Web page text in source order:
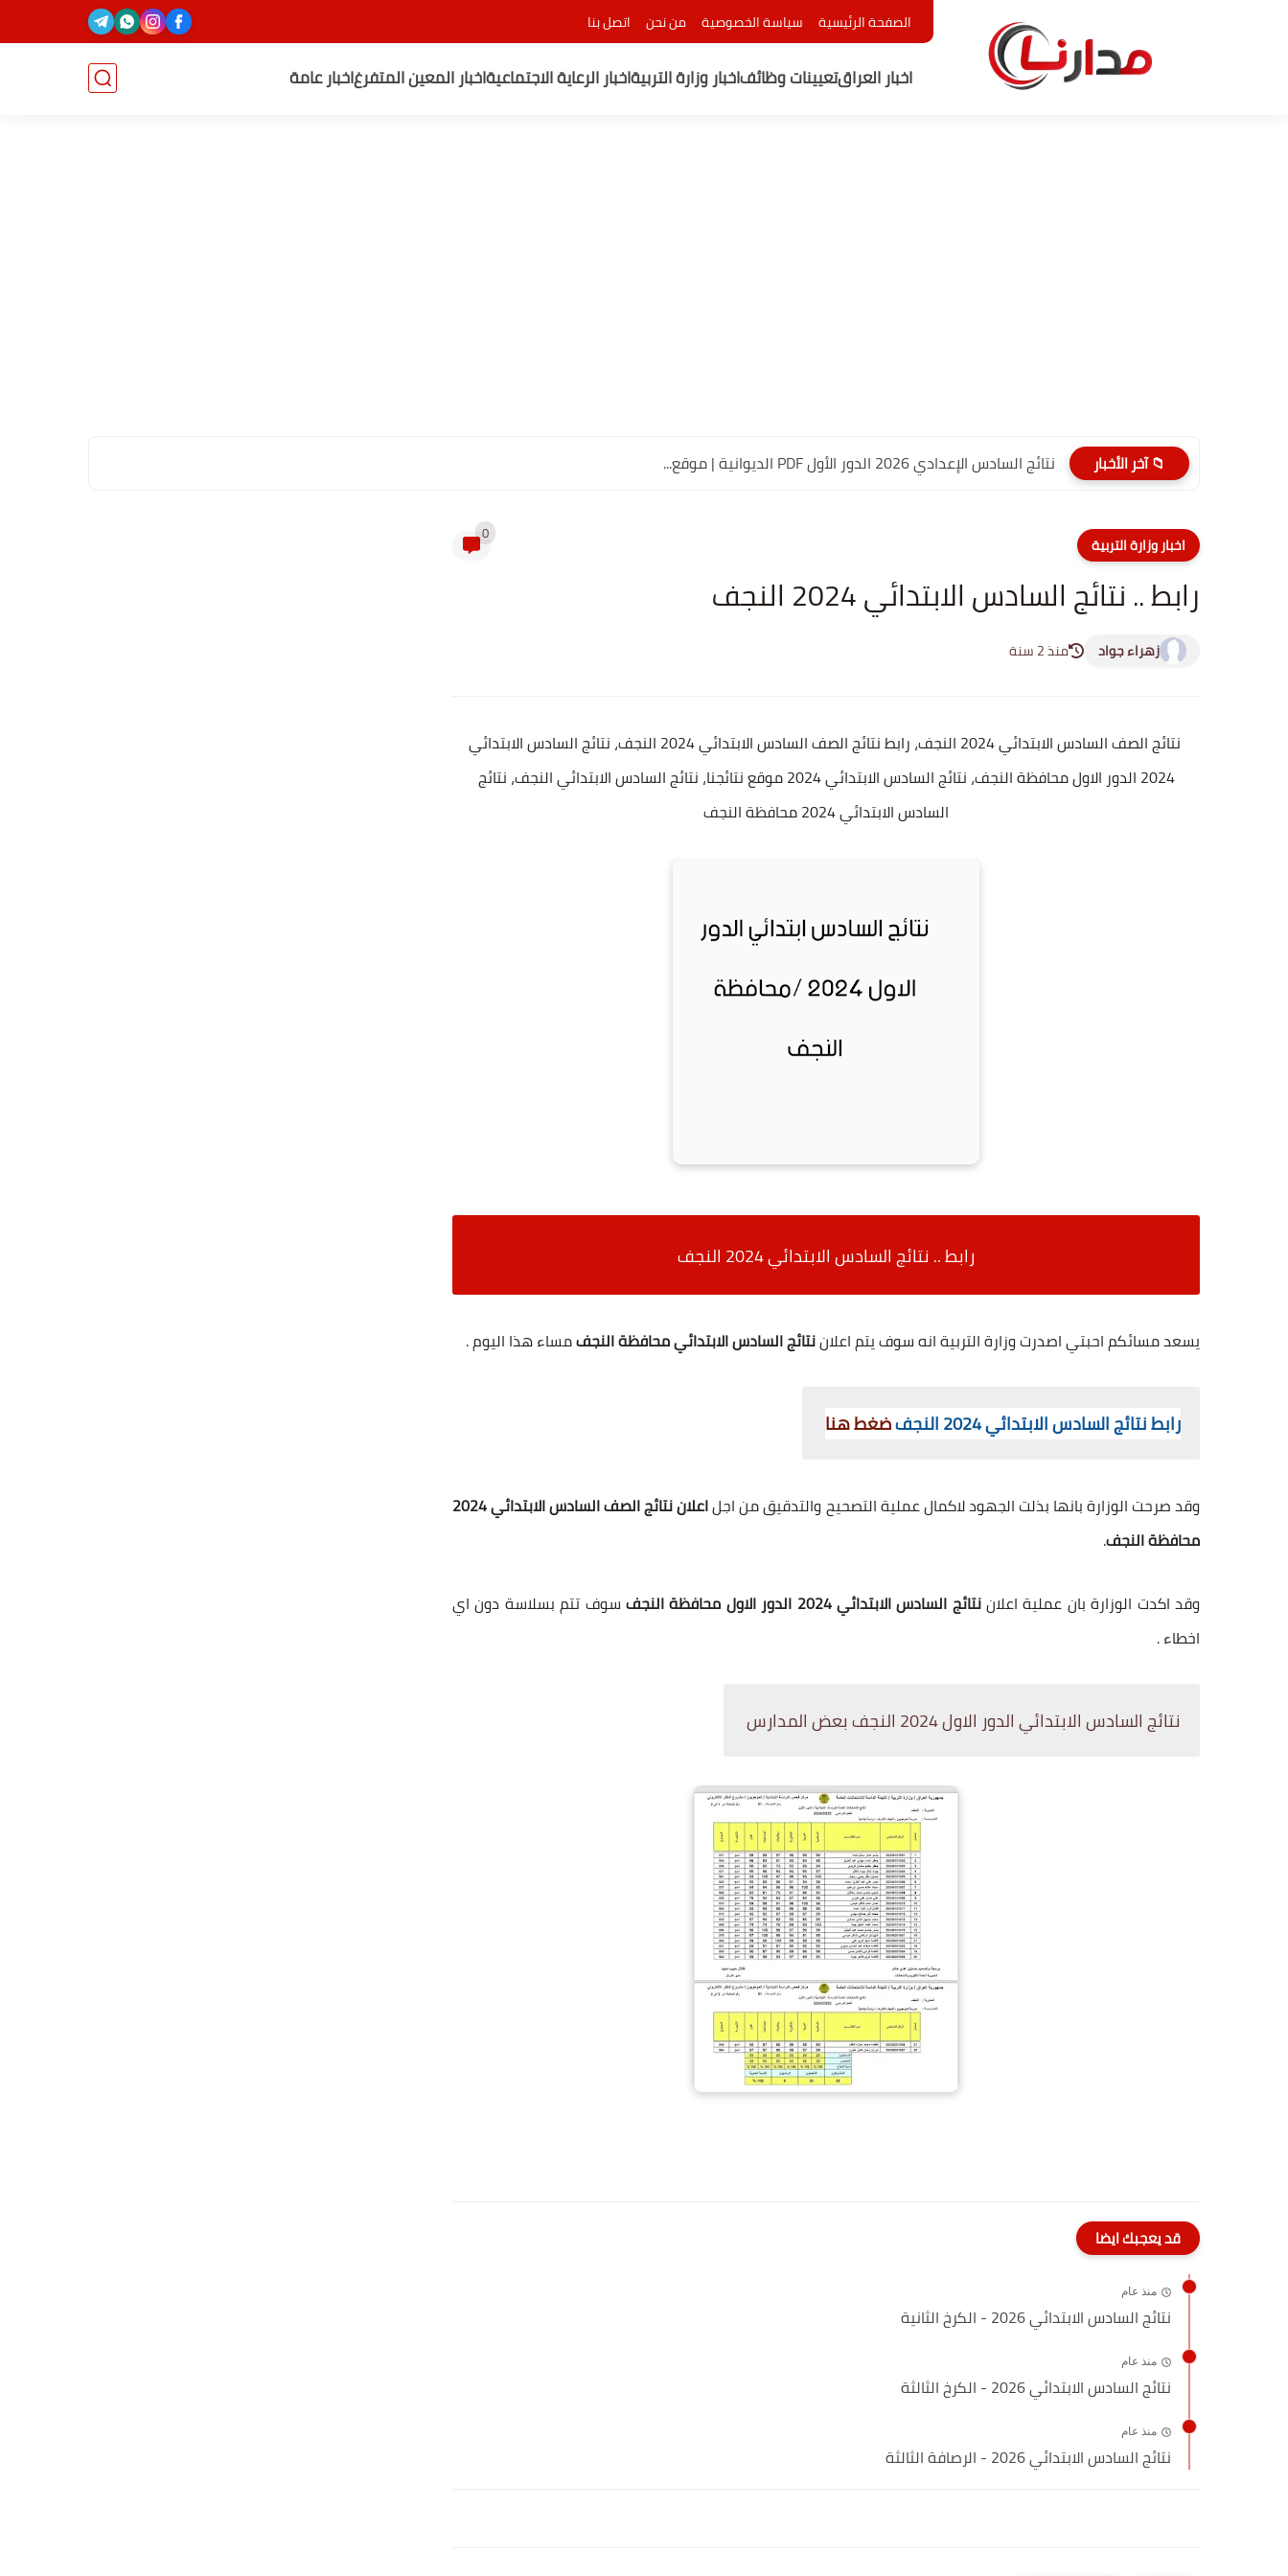
الصفحة الرئيسية سياسة الخصوصية من نحن اتصل بنا
اخبار العراقتعيينات وظائفاخبار وزارة التربيةاخبار الرعاية الاجتماعيةاخبار المعين المتفرغاخبار عامة
📁 آخر الأخبار نتائج السادس الإعدادي 2026 الدور الأول PDF الديوانية | موقع...
اخبار وزارة التربية 0
رابط .. نتائج السادس الابتدائي 2024 النجف
زهراء جواد منذ 2 سنة
نتائج الصف السادس الابتدائي 2024 النجف، رابط نتائج الصف السادس الابتدائي 2024 النجف، نتائج السادس الابتدائي
2024 الدور الاول محافظة النجف، نتائج السادس الابتدائي 2024 موقع نتائجنا، نتائج السادس الابتدائي النجف، نتائج
السادس الابتدائي 2024 محافظة النجف
رابط .. نتائج السادس الابتدائي 2024 النجف
يسعد مسائكم احبتي اصدرت وزارة التربية انه سوف يتم اعلاننتائج السادس الابتدائي محافظة النجفمساء هذا اليوم .
رابط نتائج السادس الابتدائي 2024 النجف ضغط هنا
وقد صرحت الوزارة بانها بذلت الجهود لاكمال عملية التصحيح والتدقيق من اجل
اعلان نتائج الصف السادس الابتدائي 2024
محافظة النجف.
وقد اكدت الوزارة بان عملية اعلاننتائج السادس الابتدائي 2024 الدور الاول محافظة النجف
سوف تتم بسلاسة دون اي
اخطاء .
نتائج السادس الابتدائي الدور الاول 2024 النجف بعض المدارس
قد يعجبك ايضا
منذ عام
نتائج السادس الابتدائي 2026 - الكرخ الثانية
منذ عام
نتائج السادس الابتدائي 2026 - الكرخ الثالثة
منذ عام
نتائج السادس الابتدائي 2026 - الرصافة الثالثة